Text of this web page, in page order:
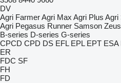
DV
Agri FarmerAgri Max Agri Plus Agri
Agri Pegasus Runner Samson Zeus
B-series D-series G-series
CPCD CPD DS EFL EPL EPT ESA
ER
FDC SF
FH
FD